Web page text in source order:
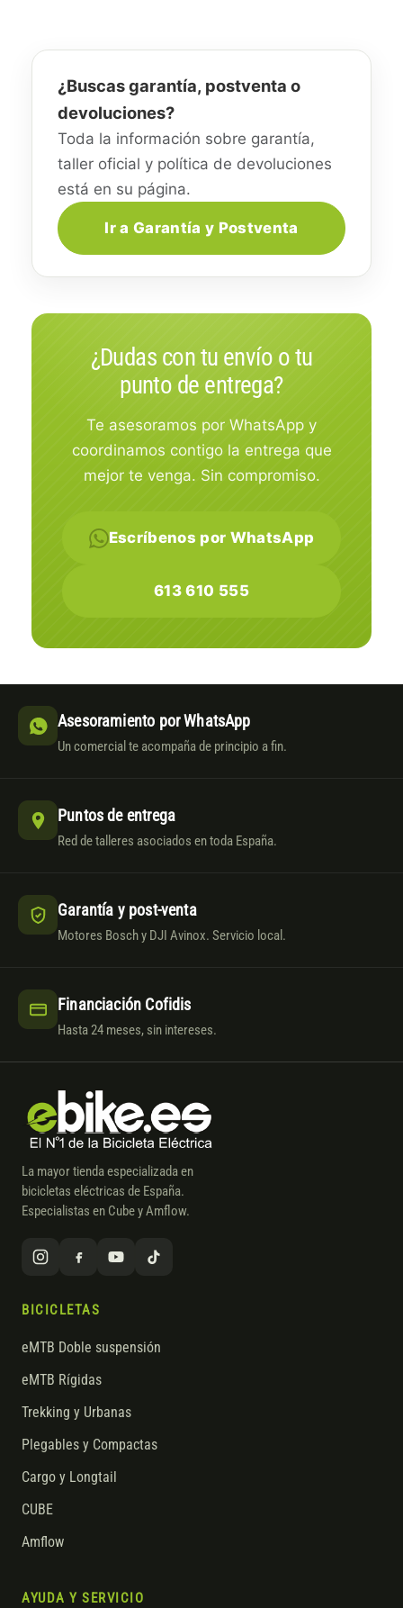
¿Buscas garantía, postventa o
devoluciones?
Toda la información sobre garantía,
taller oficial y política de devoluciones
está en su página.
Ir a Garantía y Postventa
¿Dudas con tu envío o tu
punto de entrega?
Te asesoramos por WhatsApp y
coordinamos contigo la entrega que
mejor te venga. Sin compromiso.
Escríbenos por WhatsApp
613 610 555
Asesoramiento por WhatsApp
Un comercial te acompaña de principio a fin.
Puntos de entrega
Red de talleres asociados en toda España.
Garantía y post-venta
Motores Bosch y DJI Avinox. Servicio local.
Financiación Cofidis
Hasta 24 meses, sin intereses.
La mayor tienda especializada en
bicicletas eléctricas de España.
Especialistas en Cube y Amflow.
BICICLETAS
eMTB Doble suspensión
eMTB Rígidas
Trekking y Urbanas
Plegables y Compactas
Cargo y Longtail
CUBE
Amflow
AYUDA Y SERVICIO